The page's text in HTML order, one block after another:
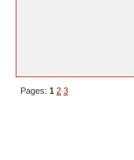
Pages: 1 2 3